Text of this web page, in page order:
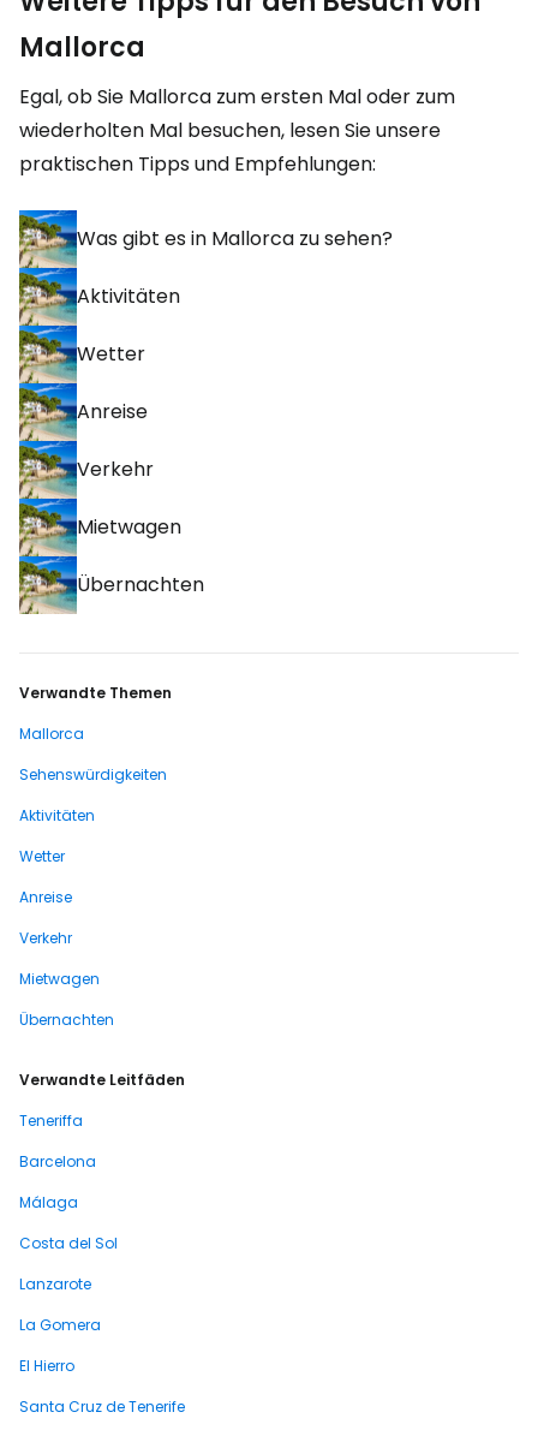
Mallorca
Egal, ob Sie Mallorca zum ersten Mal oder zum
wiederholten Mal besuchen, lesen Sie unsere
praktischen Tipps und Empfehlungen:
Was gibt es in Mallorca zu sehen?
Aktivitäten
Wetter
Anreise
Verkehr
Mietwagen
Übernachten
Verwandte Themen
Mallorca
Sehenswürdigkeiten
Aktivitäten
Wetter
Anreise
Verkehr
Mietwagen
Übernachten
Verwandte Leitfäden
Teneriffa
Barcelona
Málaga
Costa del Sol
Lanzarote
La Gomera
El Hierro
Santa Cruz de Tenerife